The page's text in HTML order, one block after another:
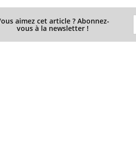
aimez cet article ? Abonnez-
vous à la newsletter !